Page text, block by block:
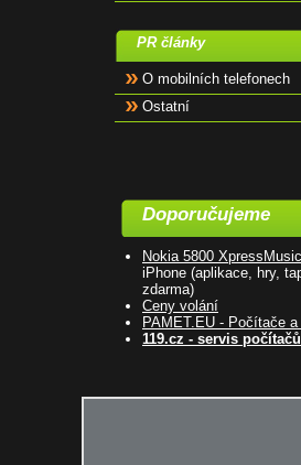
PR články
O mobilních telefonech
Ostatní
Doporučujeme
Nokia 5800 XpressMusic
iPhone (aplikace, hry,
zdarma)
Ceny volání
PAMET.EU - Počítače
119.cz - servis počítačů